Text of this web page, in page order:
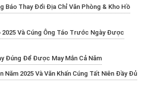
Báo Thay Đổi Địa Chỉ Văn Phòng & Kho Hồ
2025 Và Cúng Ông Táo Trước Ngày Được
Đúng Để Được May Mắn Cả Năm
Năm 2025 Và Văn Khấn Cúng Tất Niên Đầy Đủ